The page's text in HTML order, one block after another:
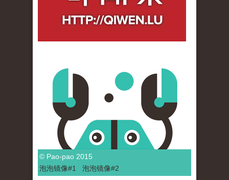
© Pao-pao 2015
泡泡镜像#1 泡泡镜像#2